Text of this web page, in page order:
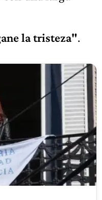
la tristeza".